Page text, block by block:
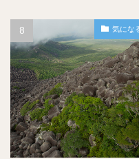
まとめ
メルヴィル山地の巨岩は、
少し上にありました！
気にな